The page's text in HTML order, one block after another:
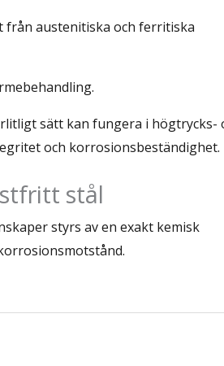
från austenitiska och ferritiska
sätt kan fungera i högtrycks-
och korrosionsbeständighet.
stål
styrs av en exakt kemisk